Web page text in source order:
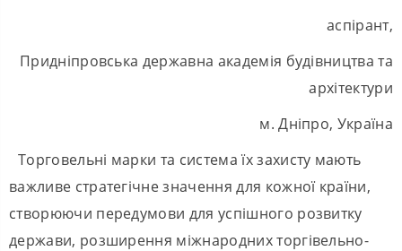
аспірант,
Придніпровська державна академія будівництва та
архітектури
м. Дніпро, Україна
Торговельні марки та система їх захисту мають
важливе стратегічне значення для кожної країни,
створюючи передумови для успішного розвитку
держави, розширення міжнародних торгівельно-